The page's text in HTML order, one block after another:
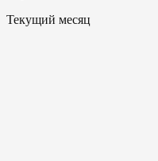
Текущий месяц